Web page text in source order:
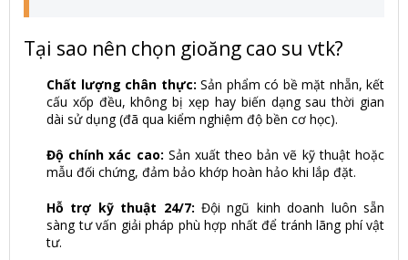
Tại sao nên chọn gioăng cao su vtk?
Chất lượng chân thực: Sản phẩm có bề mặt nhẵn, kết
cấu xốp đều, không bị xẹp hay biến dạng sau thời gian
dài sử dụng (đã qua kiểm nghiệm độ bền cơ học).
Độ chính xác cao: Sản xuất theo bản vẽ kỹ thuật hoặc
mẫu đối chứng, đảm bảo khớp hoàn hảo khi lắp đặt.
Hỗ trợ kỹ thuật 24/7: Đội ngũ kinh doanh luôn sẵn
sàng tư vấn giải pháp phù hợp nhất để tránh lãng phí vật
tư.